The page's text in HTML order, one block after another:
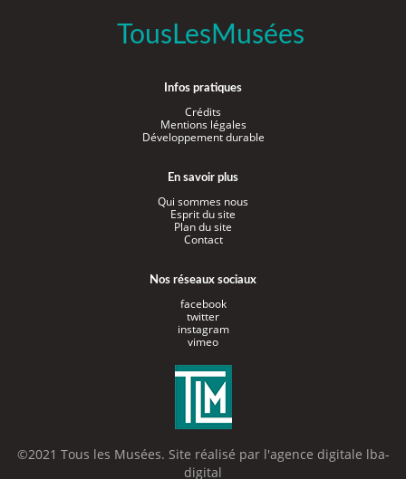
TousLesMusées
Infos pratiques
Crédits
Mentions légales
Développement durable
En savoir plus
Qui sommes nous
Esprit du site
Plan du site
Contact
Nos réseaux sociaux
facebook
twitter
instagram
vimeo
©2021 Tous les Musées. Site réalisé par l'agence digitale lba-
digital